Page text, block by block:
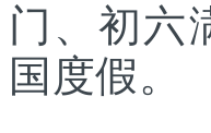
门、初六
国度假。